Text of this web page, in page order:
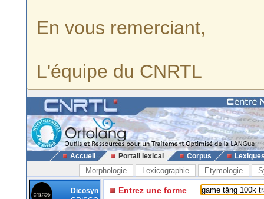
En vous remerciant,
L'équipe du CNRTL
Accueil Portail lexical Corpus
Morphologie Lexicographie Etymologie
Dicosyn
Entrez une forme